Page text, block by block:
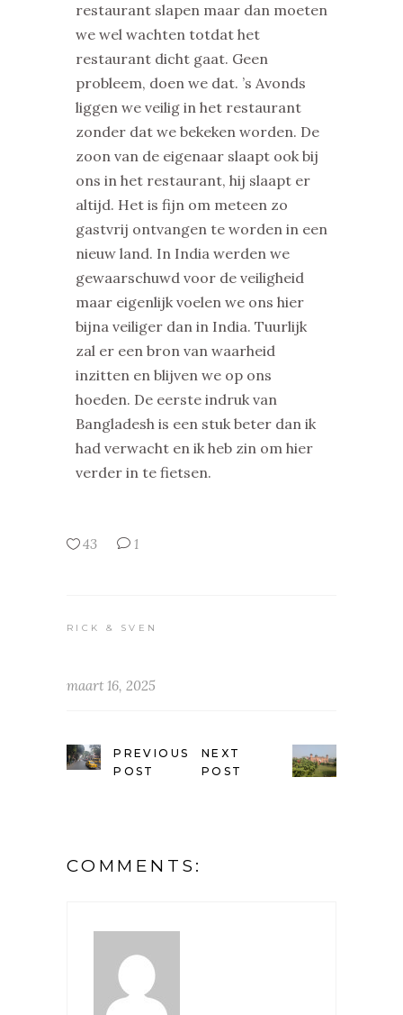
restaurant slapen maar dan moeten
we wel wachten totdat het
restaurant dicht gaat. Geen
probleem, doen we dat. ’s Avonds
liggen we veilig in het restaurant
zonder dat we bekeken worden. De
zoon van de eigenaar slaapt ook bij
ons in het restaurant, hij slaapt er
altijd. Het is fijn om meteen zo
gastvrij ontvangen te worden in een
nieuw land. In India werden we
gewaarschuwd voor de veiligheid
maar eigenlijk voelen we ons hier
bijna veiliger dan in India. Tuurlijk
zal er een bron van waarheid
inzitten en blijven we op ons
hoeden. De eerste indruk van
Bangladesh is een stuk beter dan ik
had verwacht en ik heb zin om hier
verder in te fietsen.
43 1
RICK & SVEN
maart 16, 2025
PREVIOUS
POST
NEXT
POST
COMMENTS: